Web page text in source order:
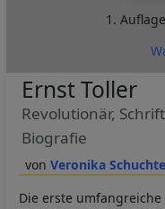
1.
Veronika
Ernst Toller
Revolutionär,
Biografie
Die erste